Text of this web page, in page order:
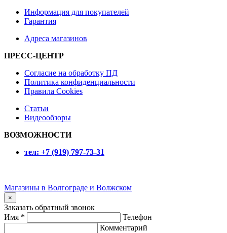
Информация для покупателей
Гарантия
Адреса магазинов
ПРЕСС-ЦЕНТР
Согласие на обработку ПД
Политика конфиденциальности
Правила Cookies
Статьи
Видеообзоры
ВОЗМОЖНОСТИ
тел: +7 (919) 797-73-31
Магазины в Волгограде и Волжском
×
Заказать обратный звонок
Имя *
Телефон
Комментарий